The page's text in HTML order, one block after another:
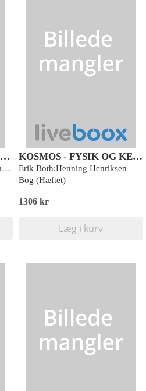
Ny fysik/kemi 9. Atomer og stråling
Henning Henriksen;Poul Thomsen;Ejvind Flensted-Jensen
KOSMOS - FYSIK OG KEMI
Erik Both;Henning Henriksen
Bog (Hæftet)
1306 kr
Læg i kurv